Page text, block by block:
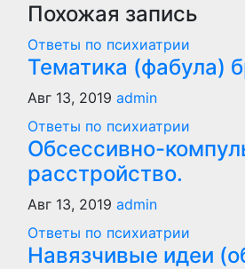
Похожая запись
Ответы по психиатрии
Тематика (фабула)
Авг 13, 2019 admin
Ответы по психиатрии
Обсессивно-
расстройство.
Авг 13, 2019 admin
Ответы по психиатрии
Навязчивые идеи